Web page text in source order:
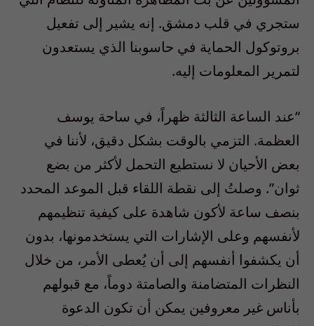
ستجري في قلب دمشق. إنه يشير إلى تفعيل
بروتوكول الحماية في حاسوبنا الذي يستعدون
لتمرير المعلومات إليه.
“عند الساعة الثالثة ظهراً، في ساحة يوسف
العظمة. التزمي بالوقت بشكل دقيق، لأننا في
بعض الأحيان لا نستطيع التحمل لأكثر من بضع
ثوان”. وصلتُ إلى نقطة اللقاء قبل الموعد المحدد
بنصف ساعة لأكون شاهدة على كيفية تنظيمهم
لأنفسهم وعلى الإشارات التي يستخدمونها، بدون
أن يكشفوا أنفسهم إلى أن يُعطى الأمر، من خلال
النظرات المتضامنة والصامتة دوماً، مع قبولهم
بأناس غير معروفين يمكن أن تكون الدعوة